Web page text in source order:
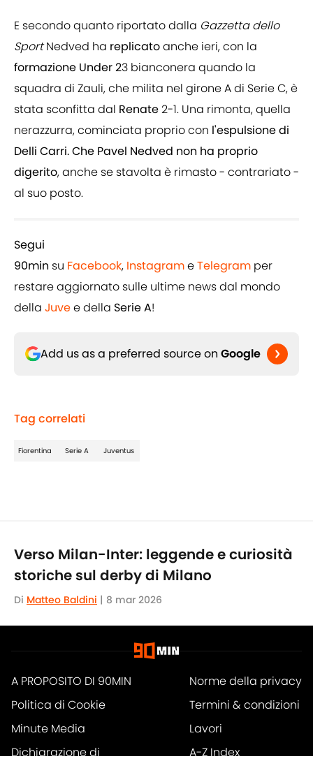
E secondo quanto riportato dalla Gazzetta dello
SportNedved ha replicatoanche ieri, con la
formazione Under 23 bianconera quando la
squadra di Zauli, che milita nel girone A di Serie C, è
stata sconfitta dal Renate2-1. Una rimonta, quella
nerazzurra, cominciata proprio con l'espulsione di
Delli Carri. Che Pavel Nedved non ha proprio
digerito, anche se stavolta è rimasto - contrariato -
al suo posto.
Segui
90min su Facebook, InstagrameTelegram per
restare aggiornato sulle ultime news dal mondo
della Juvee della Serie A!
Add us as a preferred source on Google
Tag correlati
Fiorentina Serie A Juventus
Verso Milan-Inter: leggende e curiosità
storiche sul derby di Milano
Di Matteo Baldini | 8 mar 2026
A PROPOSITO DI 90MIN
Norme della privacy
Politica di Cookie
Termini & condizioni
Minute Media
Lavori
Dichiarazione di
A-Z Index